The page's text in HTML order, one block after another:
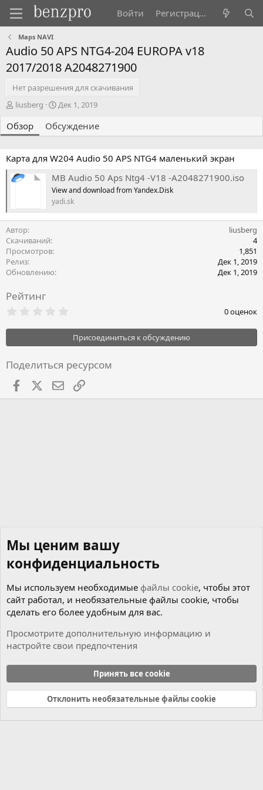
Войти Регистрация
Maps NAVI
Audio 50 APS NTG4-204 EUROPA v18
2017/2018 A2048271900
Нет разрешения для скачивания
А
т
о
р
liusberg
Д
т
а
с
о
з
д
а
н
я
Дек 1, 2019
Обзор Обсуждение
Карта для W204 Audio 50 APS NTG4 маленький экран
MB Audio 50 Aps Ntg4 -V18 -A2048271900.iso
View and download from Yandex.Disk
yadi.sk
Автор
liusberg
Скачиваний
4
Просмотров
1,851
Релиз
Дек 1, 2019
Обновлению
Дек 1, 2019
Рейтинг
0
0
з
ё
з
0 оценок
Присоединиться к обсуждению
Поделиться ресурсом
Facebook ПочтаСсылкой
Cookies
Russian (RU)
Связь с нами
Условия и правила
Политика конфиденциальности
Справка Главная
R
Мы ценим вашу
конфиденциальность
Мы используем необходимые файлы cookie, чтобы этот
сайт работал, и необязательные файлы cookie, чтобы
сделать его более удобным для вас.
Просмотрите дополнительную информацию и
настройте свои предпочтения
Принять все cookie
Отклонить необязательные файлы cookie